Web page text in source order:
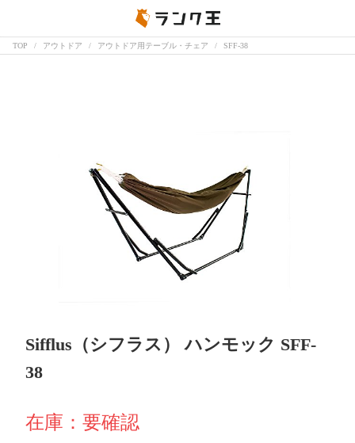
TOP アウトドア アウトドア用テーブル・チェア SFF-38
Sifflus（シフラス） ハンモック SFF-
38
在庫：要確認